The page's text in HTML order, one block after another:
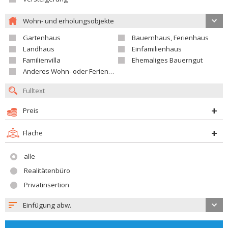
Wohn- und erholungsobjekte
Gartenhaus
Bauernhaus, Ferienhaus
Landhaus
Einfamilienhaus
Familienvilla
Ehemaliges Bauerngut
Anderes Wohn- oder Ferienobjekt
Preis
Fläche
alle
Realitätenbüro
Privatinsertion
Einfügung abw.